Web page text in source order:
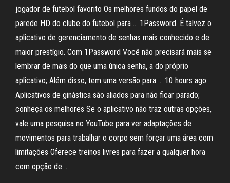
jogador de futebol favorito Os melhores fundos do papel de
parede HD do clube do futebol para … 1Password. É talvez o
aplicativo de gerenciamento de senhas mais conhecido e de
maior prestígio. Com 1Password Você não precisará mais se
lembrar de mais do que uma única senha, a do próprio
aplicativo; Além disso, tem uma versão para … 10 hours ago ·
Aplicativos de ginástica são aliados para não ficar parado;
conheça os melhores Se o aplicativo não traz outras opções,
vale uma pesquisa no YouTube para ver adaptações de
movimentos para trabalhar o corpo sem forçar uma área com
limitações Oferece treinos livres para fazer a qualquer hora
com opção de …